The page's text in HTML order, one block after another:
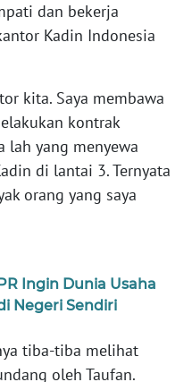
dan bekerja
Kadin Indonesia
kita. Saya membawa
kontrak
lah yang menyewa
di lantai 3. Ternyata
orang yang saya
Ingin Dunia Usaha
Negeri Sendiri
tiba-tiba melihat
oleh Taufan.